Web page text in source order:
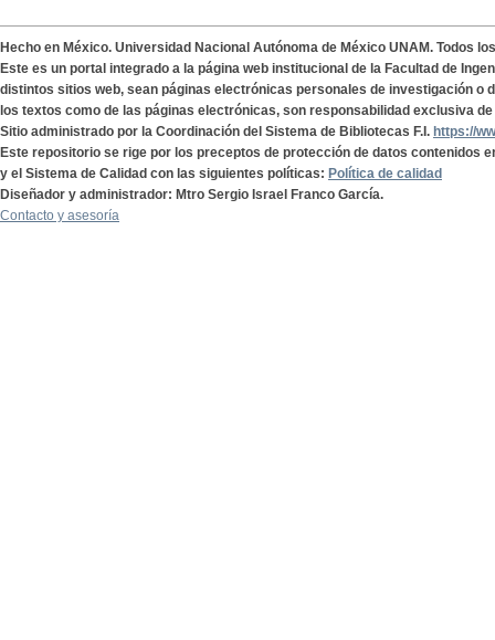
Hecho en México. Universidad Nacional Autónoma de México UNAM. Todos
Este es un portal integrado a la página web institucional de la Facultad de
distintos sitios web, sean páginas electrónicas personales de investigación o
los textos como de las páginas electrónicas, son responsabilidad exclusiva
Sitio administrado por la Coordinación del Sistema de Bibliotecas F.I. https://
Este repositorio se rige por los preceptos de protección de datos contenidos
y el Sistema de Calidad con las siguientes políticas: Política de calidad
Diseñador y administrador: Mtro Sergio Israel Franco García.
Contacto y asesoría